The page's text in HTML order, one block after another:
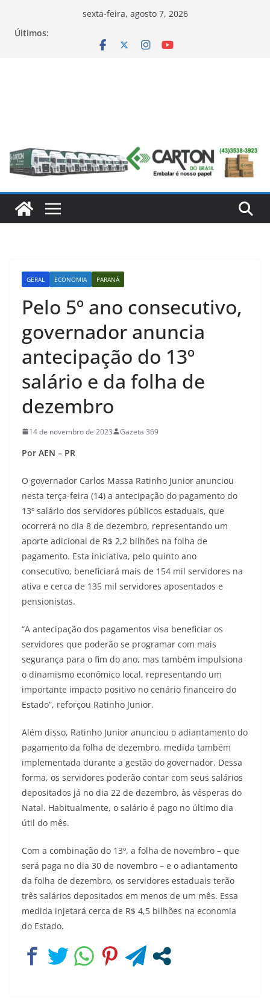
sexta-feira, agosto 7, 2026
Últimos:
GERAL ECONOMIA PARANÁ
Pelo 5º ano consecutivo,
governador anuncia
antecipação do 13º
salário e da folha de
dezembro
14 de novembro de 2023 Gazeta 369
Por AEN – PR
O governador Carlos Massa Ratinho Junior anunciou
nesta terça-feira (14) a antecipação do pagamento do
13º salário dos servidores públicos estaduais, que
ocorrerá no dia 8 de dezembro, representando um
aporte adicional de R$ 2,2 bilhões na folha de
pagamento. Esta iniciativa, pelo quinto ano
consecutivo, beneficiará mais de 154 mil servidores na
ativa e cerca de 135 mil servidores aposentados e
pensionistas.
“A antecipação dos pagamentos visa beneficiar os
servidores que poderão se programar com mais
segurança para o fim do ano, mas também impulsiona
o dinamismo econômico local, representando um
importante impacto positivo no cenário financeiro do
Estado”, reforçou Ratinho Junior.
Além disso, Ratinho Junior anunciou o adiantamento do
pagamento da folha de dezembro, medida também
implementada durante a gestão do governador. Dessa
forma, os servidores poderão contar com seus salários
depositados já no dia 22 de dezembro, às vésperas do
Natal. Habitualmente, o salário é pago no último dia
útil do mês.
Com a combinação do 13º, a folha de novembro – que
será paga no dia 30 de novembro – e o adiantamento
da folha de dezembro, os servidores estaduais terão
três salários depositados em menos de um mês. Essa
medida injetará cerca de R$ 4,5 bilhões na economia
do Estado.